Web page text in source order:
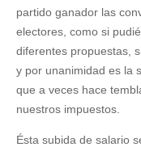
partido ganador las
electores, como si
diferentes propuestas,
y por unanimidad es la
que a veces hace
nuestros impuestos.
Ésta subida de salario